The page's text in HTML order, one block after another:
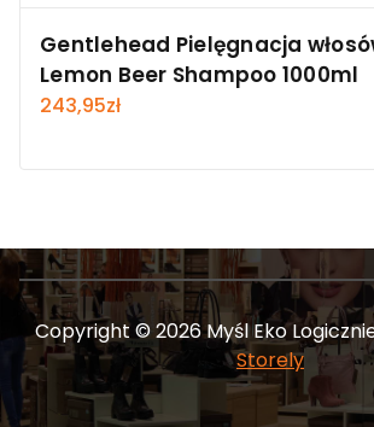
Gentlehead Pielęgnacja
Lemon Beer Shampoo 1000ml
243,95zł
Copyright © 2026 Myśl Eko
Storely